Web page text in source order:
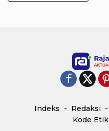
Indeks Redaksi
Kode Etik